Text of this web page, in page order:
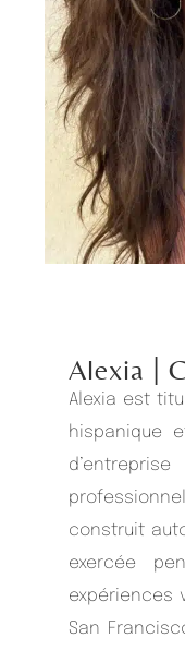
Alexia |
Alexia est
hispanique
construit
exercée
expériences
San